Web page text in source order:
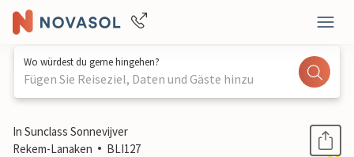
Wo würdest du gerne hingehen?
Fügen Sie Reiseziel, Daten und Gäste hinzu
1 / 17
In Sunclass Sonnevijver
Rekem-Lanaken
BLI127